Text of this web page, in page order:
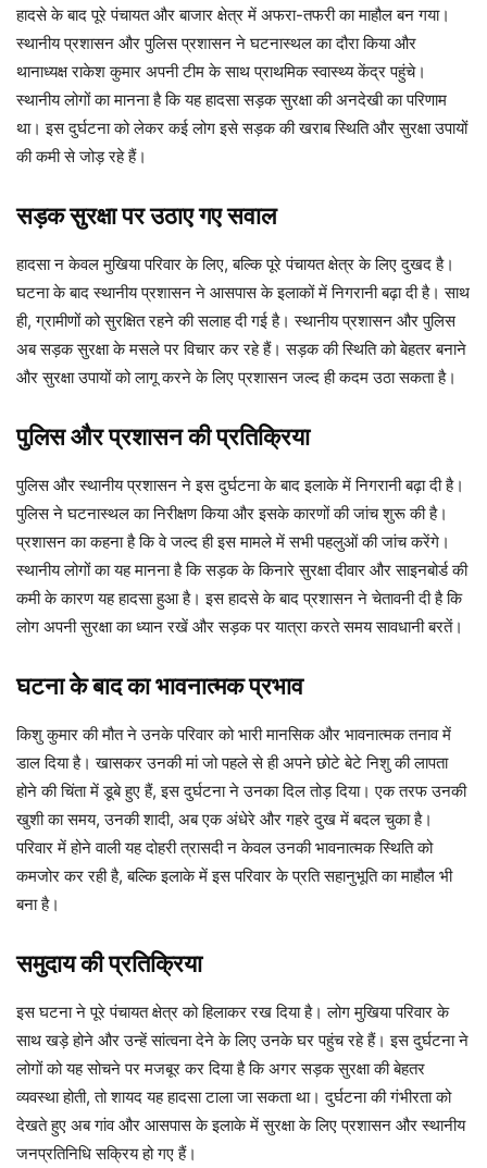
हादसे के बाद पूरे पंचायत और बाजार क्षेत्र में अफरा-तफरी का माहौल बन गया।
स्थानीय प्रशासन और पुलिस प्रशासन ने घटनास्थल का दौरा किया और
थानाध्यक्ष राकेश कुमार अपनी टीम के साथ प्राथमिक स्वास्थ्य केंद्र पहुंचे।
स्थानीय लोगों का मानना है कि यह हादसा सड़क सुरक्षा की अनदेखी का परिणाम
था। इस दुर्घटना को लेकर कई लोग इसे सड़क की खराब स्थिति और सुरक्षा उपायों
की कमी से जोड़ रहे हैं।
सड़क सुरक्षा पर उठाए गए सवाल
हादसा न केवल मुखिया परिवार के लिए, बल्कि पूरे पंचायत क्षेत्र के लिए दुखद है।
घटना के बाद स्थानीय प्रशासन ने आसपास के इलाकों में निगरानी बढ़ा दी है। साथ
ही, ग्रामीणों को सुरक्षित रहने की सलाह दी गई है। स्थानीय प्रशासन और पुलिस
अब सड़क सुरक्षा के मसले पर विचार कर रहे हैं। सड़क की स्थिति को बेहतर बनाने
और सुरक्षा उपायों को लागू करने के लिए प्रशासन जल्द ही कदम उठा सकता है।
पुलिस और प्रशासन की प्रतिक्रिया
पुलिस और स्थानीय प्रशासन ने इस दुर्घटना के बाद इलाके में निगरानी बढ़ा दी है।
पुलिस ने घटनास्थल का निरीक्षण किया और इसके कारणों की जांच शुरू की है।
प्रशासन का कहना है कि वे जल्द ही इस मामले में सभी पहलुओं की जांच करेंगे।
स्थानीय लोगों का यह मानना है कि सड़क के किनारे सुरक्षा दीवार और साइनबोर्ड की
कमी के कारण यह हादसा हुआ है। इस हादसे के बाद प्रशासन ने चेतावनी दी है कि
लोग अपनी सुरक्षा का ध्यान रखें और सड़क पर यात्रा करते समय सावधानी बरतें।
घटना के बाद का भावनात्मक प्रभाव
किशु कुमार की मौत ने उनके परिवार को भारी मानसिक और भावनात्मक तनाव में
डाल दिया है। खासकर उनकी मां जो पहले से ही अपने छोटे बेटे निशु की लापता
होने की चिंता में डूबे हुए हैं, इस दुर्घटना ने उनका दिल तोड़ दिया। एक तरफ उनकी
खुशी का समय, उनकी शादी, अब एक अंधेरे और गहरे दुख में बदल चुका है।
परिवार में होने वाली यह दोहरी त्रासदी न केवल उनकी भावनात्मक स्थिति को
कमजोर कर रही है, बल्कि इलाके में इस परिवार के प्रति सहानुभूति का माहौल भी
बना है।
समुदाय की प्रतिक्रिया
इस घटना ने पूरे पंचायत क्षेत्र को हिलाकर रख दिया है। लोग मुखिया परिवार के
साथ खड़े होने और उन्हें सांत्वना देने के लिए उनके घर पहुंच रहे हैं। इस दुर्घटना ने
लोगों को यह सोचने पर मजबूर कर दिया है कि अगर सड़क सुरक्षा की बेहतर
व्यवस्था होती, तो शायद यह हादसा टाला जा सकता था। दुर्घटना की गंभीरता को
देखते हुए अब गांव और आसपास के इलाके में सुरक्षा के लिए प्रशासन और स्थानीय
जनप्रतिनिधि सक्रिय हो गए हैं।